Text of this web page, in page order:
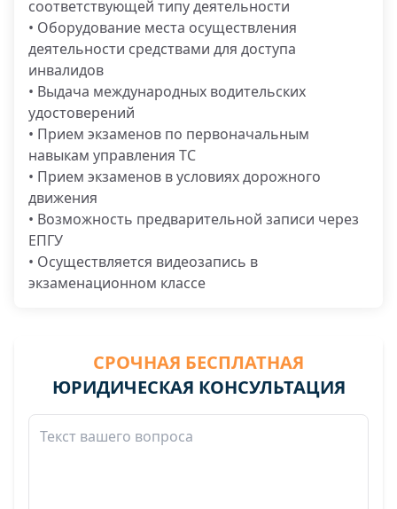
соответствующей типу деятельности
• Оборудование места осуществления
деятельности средствами для доступа
инвалидов
• Выдача международных водительских
удостоверений
• Прием экзаменов по первоначальным
навыкам управления ТС
• Прием экзаменов в условиях дорожного
движения
• Возможность предварительной записи через
ЕПГУ
• Осуществляется видеозапись в
экзаменационном классе
СРОЧНАЯ БЕСПЛАТНАЯ
ЮРИДИЧЕСКАЯ КОНСУЛЬТАЦИЯ